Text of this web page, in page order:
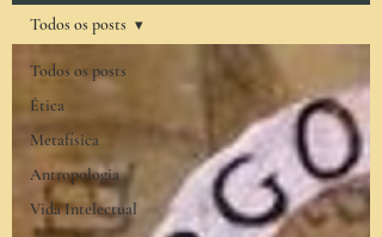
Todos os posts
Ética
Metafísica
Antropologia
Vida Intelectual
Todos os posts